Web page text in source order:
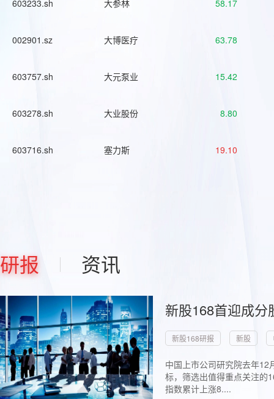
603233.sh 大参林 58.17
002901.sz 大博医疗 63.78
603757.sh 大元泵业 15.42
603278.sh 大业股份 8.80
603716.sh 塞力斯 19.10
研报 资讯
新股168首迎成
新股168研报 新股
中国上市公司研究院去年
标，筛选出值得重点关注的
指数累计上涨8....